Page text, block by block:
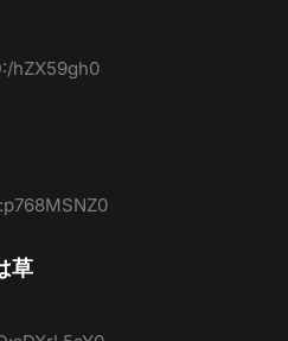
hZX59gh0
草